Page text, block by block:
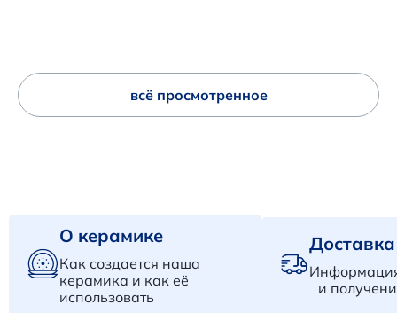
всё просмотренное
О керамике
Как создается наша
керамика и как её
использовать
и